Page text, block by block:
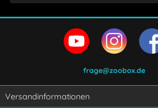
frage@zoobox.de
Versandinformationen